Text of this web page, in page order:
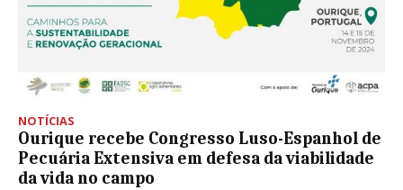
NOTÍCIAS
Ourique recebe Congresso Luso-Espanhol de
Pecuária Extensiva em defesa da viabilidade
da vida no campo